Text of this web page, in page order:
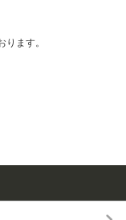
ます。